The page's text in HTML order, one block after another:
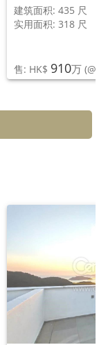
建筑面积: 435 尺
实用面积: 318 尺
售: HK$ 910万